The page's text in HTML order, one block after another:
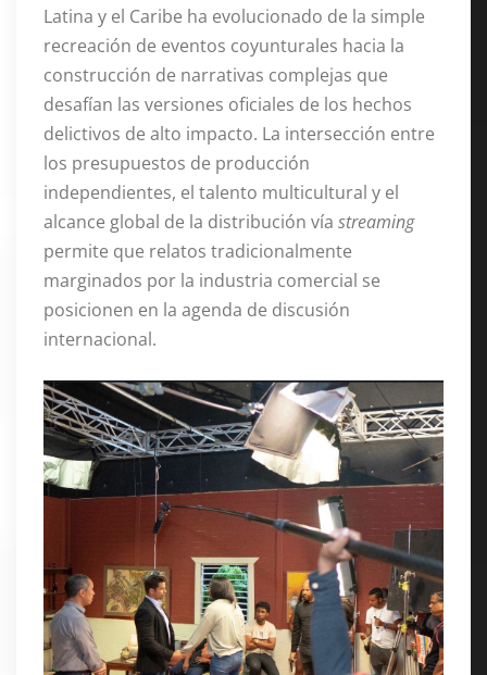
Latina y el Caribe ha evolucionado de la simple
recreación de eventos coyunturales hacia la
construcción de narrativas complejas que
desafían las versiones oficiales de los hechos
delictivos de alto impacto. La intersección entre
los presupuestos de producción
independientes, el talento multicultural y el
alcance global de la distribución vía streaming
permite que relatos tradicionalmente
marginados por la industria comercial se
posicionen en la agenda de discusión
internacional.